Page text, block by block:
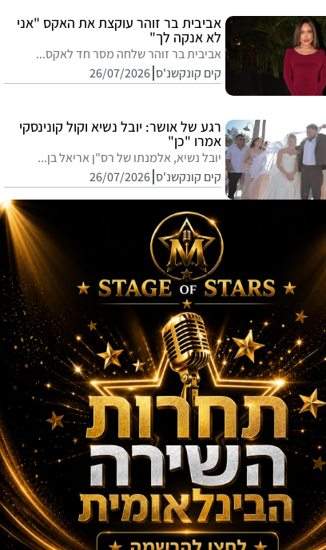
אביבית בר זוהר עוקצת את האקס "אני
לא אנקה לך"
אביבית בר זוהר שלחה מסר חד לאקס...
קים קונקשנ'ס 26/07/2026
רגע של אושר: יובל נשיא וקול קונינסקי
אמרו "כן"
יובל נשיא, אלמנתו של רס"ן אריאל בן...
קים קונקשנ'ס 26/07/2026